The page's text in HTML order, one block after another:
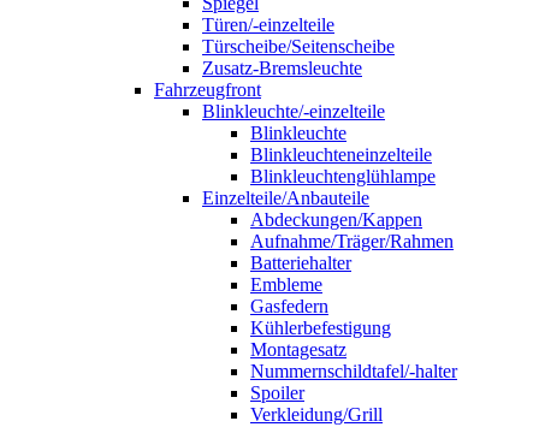
Türen/-einzelteile
Türscheibe/Seitenscheibe
Zusatz-Bremsleuchte
Fahrzeugfront
Blinkleuchte/-einzelteile
Blinkleuchte
Blinkleuchteneinzelteile
Blinkleuchtenglühlampe
Einzelteile/Anbauteile
Abdeckungen/Kappen
Aufnahme/Träger/Rahmen
Batteriehalter
Embleme
Gasfedern
Kühlerbefestigung
Montagesatz
Nummernschildtafel/-halter
Spoiler
Verkleidung/Grill